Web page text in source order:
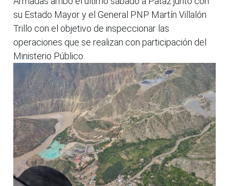
su Estado Mayor y el General PNP Martín Villalón
Trillo con el objetivo de inspeccionar las
operaciones que se realizan con participación del
Ministerio Público.